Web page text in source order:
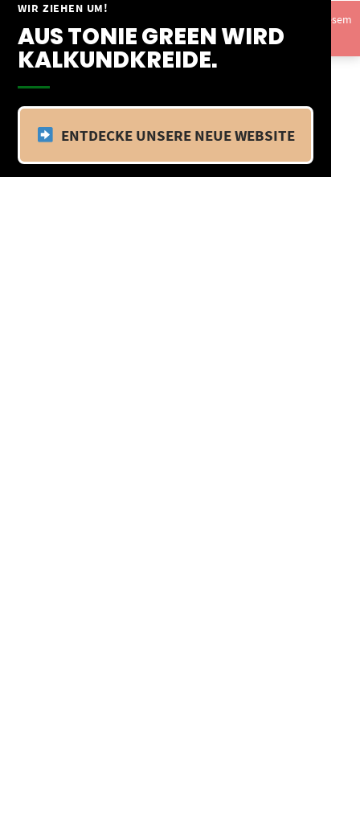
WIR ZIEHEN UM!
AUS TONIE GREEN WIRD
KALKUNDKREIDE.
ENTDECKE UNSERE NEUE WEBSITE
Springe
Inhalt
Vom 09.04.25 - 20.04.25 befinden wir uns im Betriebsurlaub. In diesem
Zeitraum findet kein Versand statt.Ausblenden